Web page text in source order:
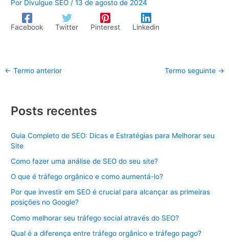
Por Divulgue SEO /13 de agosto de 2024
Facebook Twitter Pinterest Linkedin
← Termo anterior Termo seguinte →
Posts recentes
Guia Completo de SEO: Dicas e Estratégias para Melhorar seu
Site
Como fazer uma análise de SEO do seu site?
O que é tráfego orgânico e como aumentá-lo?
Por que investir em SEO é crucial para alcançar as primeiras
posições no Google?
Como melhorar seu tráfego social através do SEO?
Qual é a diferença entre tráfego orgânico e tráfego pago?